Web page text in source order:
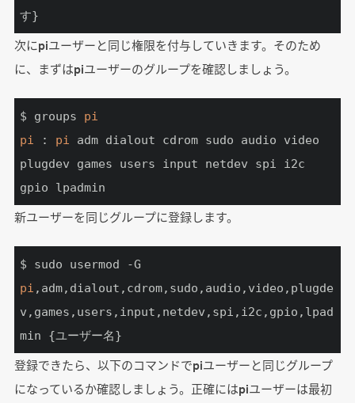
す}
次にpiユーザーと同じ権限を付与していきます。そのため
に、まずはpiユーザーのグループを確認しましょう。
$ groups pi
pi : pi adm dialout cdrom sudo audio video
plugdev games users input netdev spi i2c
gpio lpadmin
新ユーザーを同じグループに登録します。
pi ,adm,dialout,cdrom,sudo,audio,video,plugde
v,games,users,input,netdev,spi,i2c,gpio,lpad
min {ユーザー名}
登録できたら、以下のコマンドでpiユーザーと同じグループ
になっているか確認しましょう。正確にはpiユーザーは最初